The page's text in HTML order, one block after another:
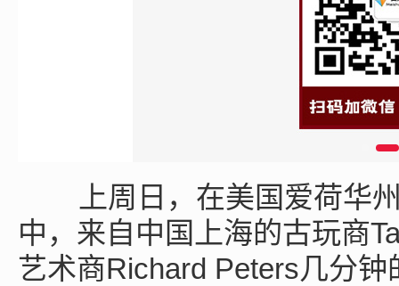
上周日，在美国爱荷华
中，来自中国上海的古玩商
艺术商Richard Peters几分